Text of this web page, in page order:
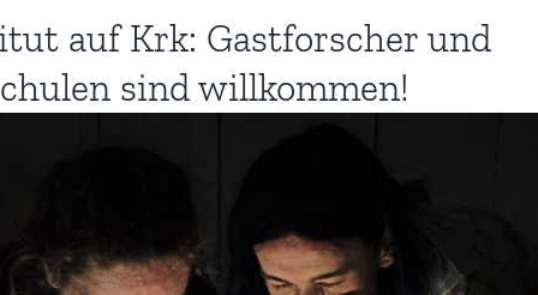
auf Krk: Gastforscher und
sind willkommen!